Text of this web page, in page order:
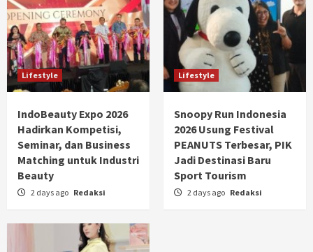
Lifestyle
IndoBeauty Expo 2026
Hadirkan Kompetisi,
Seminar, dan Business
Matching untuk Industri
Beauty
2 days ago Redaksi
Lifestyle
Snoopy Run Indonesia
2026 Usung Festival
PEANUTS Terbesar, PIK
Jadi Destinasi Baru
Sport Tourism
2 days ago Redaksi